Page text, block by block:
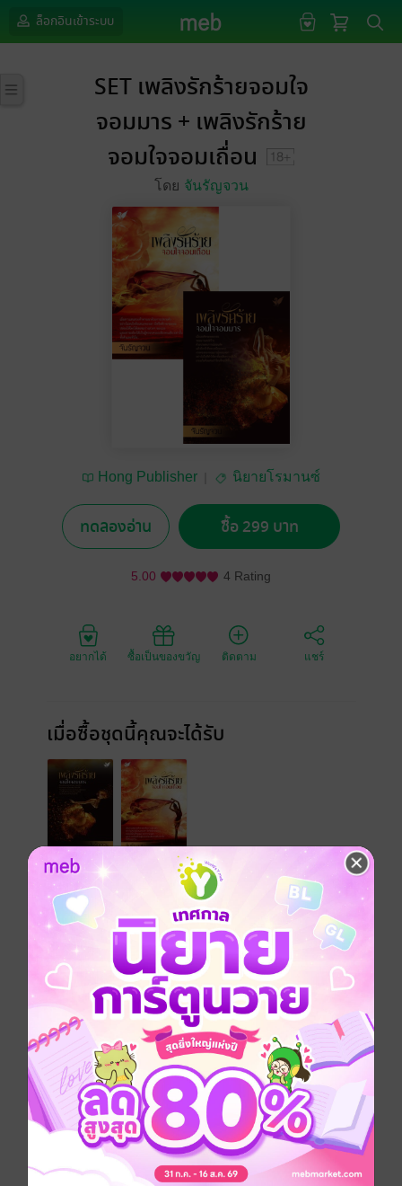
ล็อกอินเข้าระบบ
SET เพลิงรักร้ายจอมใจ
จอมมาร + เพลิงรักร้าย
จอมใจจอมเถื่อน
โดย จันรัญจวน
Hong Publisher นิยายโรมานซ์
ทดลองอ่าน ซื้อ 299 บาท
5.00 4 Rating
อยากได้ ซื้อเป็นของขวัญ ติดตาม แชร์
เมื่อซื้อชุดนี้คุณจะได้รับ
นิยายชุดเพลิงรักร้ายจอมใจจอมมาร
1. เพลิงรักร้ายจอมใจจอมเถื่อน
2. เพลิงรักร้ายจอมใจจอมมาร
เมื่อเธอคิดจะหลอกล่อจอมมารเสน่ห์ร้ายด้วยประสบการณ์
อ่อนหัดแล้วยังกล้าดีหลบหนีออกจากกรงทองของจอมมารผู้
หล่อเหลาอย่างไม่ใยดีทำให้เขาต้องเสียความมั่นใจ เกมแก้
แค้นแสนเร่าร้อนจึงอุบัติขึ้น...“จะหนีไปไหน เธอก็รู้ว่าหาก
ฉันไม่อนุญาตใครก็ออกไปจากที่นี่ไม่ได้ ที่คืนนั้นเธอกลับ
ไปได้ก็เพราะฉันไม่เคยให้ผู้หญิงที่หิ้วมานอนร่วมเตียง
จนถึงเช้า..” คำพูดของเขาทำให้วิกานดาทั้งโกรธทั้งอาย
เขาเห็นเธอเป็นเพียงอีตัวที่หิ้วมานอนด้วยแล้วก็เขี่ยทิ้ง
เท่านั้นแล้วทำไมจะต้องมายุ่งกับเธอด้วย“ถ้าฉันเป็นแค่อีตัว
ก็ปล่อยฉันไปสิ ไม่อยากร่วมเตียงกับอีตัวไม่ใช่เหรอ” “แต่